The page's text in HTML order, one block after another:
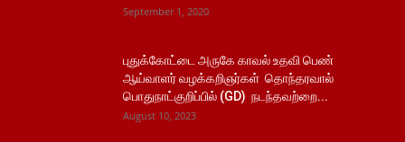
September 1, 2020
புதுக்கோட்டை அருகே காவல் உதவி பெண்
ஆய்வாளர் வழக்கறிஞர்கள் தொந்தரவால்
பொதுநாட்குறிப்பில் (GD) நடந்தவற்றை...
August 10, 2023